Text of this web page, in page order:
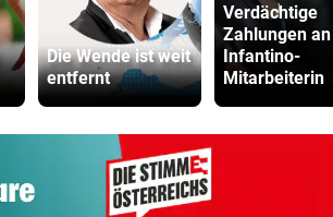
Die Wende ist weit
entfernt
Verdächtige
Zahlungen an
Infantino-
Mitarbeiterin